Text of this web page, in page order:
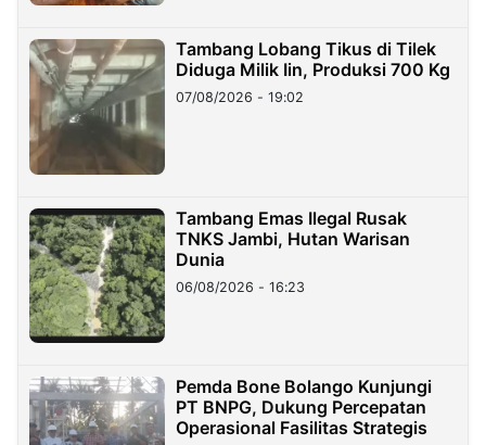
Tambang Lobang Tikus di Tilek
Diduga Milik Iin, Produksi 700 Kg
07/08/2026 - 19:02
Tambang Emas Ilegal Rusak
TNKS Jambi, Hutan Warisan
Dunia
06/08/2026 - 16:23
Pemda Bone Bolango Kunjungi
PT BNPG, Dukung Percepatan
Operasional Fasilitas Strategis